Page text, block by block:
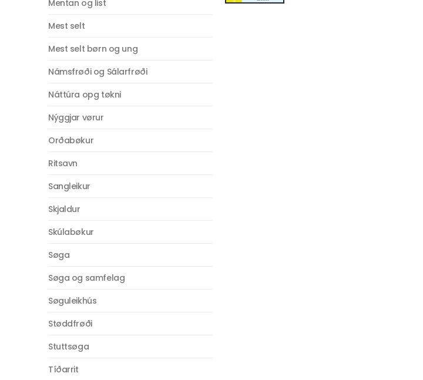
Mentan og list
Mest selt
Mest selt børn og ung
Námsfrøði og Sálarfrøði
Náttúra opg tøkni
Nýggjar vørur
Orðabøkur
Ritsavn
Sangleikur
Skjaldur
Skúlabøkur
Søga
Søga og samfelag
Søguleikhús
Støddfrøði
Stuttsøga
Tíðarrit